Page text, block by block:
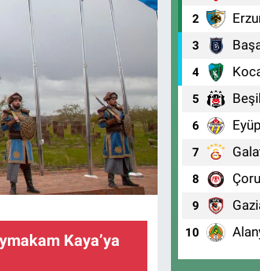
Kaya’ya
2
3
4
5
6
7
8
9
10